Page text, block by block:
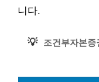
니다.
💡 조건부자본증